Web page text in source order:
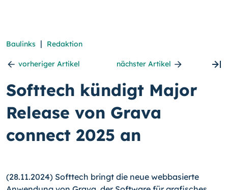
Baulinks | Redaktion
vorheriger Artikel nächster Artikel
Softtech kündigt Major
Release von Grava
connect 2025 an
(28.11.2024) Softtech bringt die neue webbasierte